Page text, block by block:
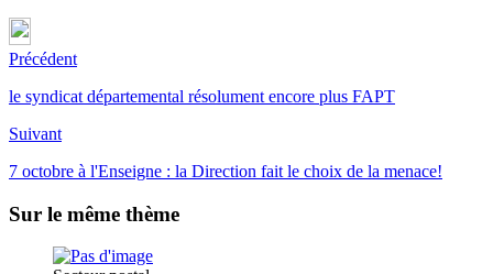
Précédent
le syndicat départemental résolument encore plus FAPT
Suivant
7 octobre à l'Enseigne : la Direction fait le choix de la menace!
Sur le même thème